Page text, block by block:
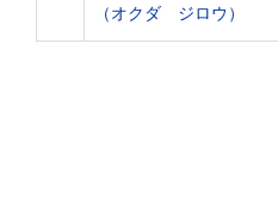
（オクダ ジロウ）